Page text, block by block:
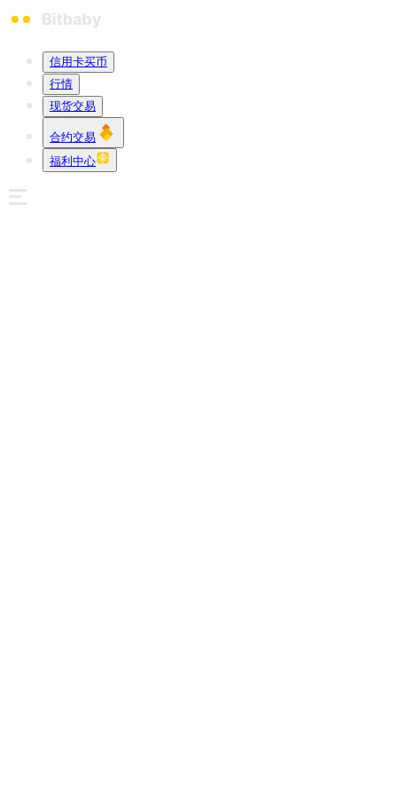
信用卡买币
行情
现货交易
合约交易
福利中心